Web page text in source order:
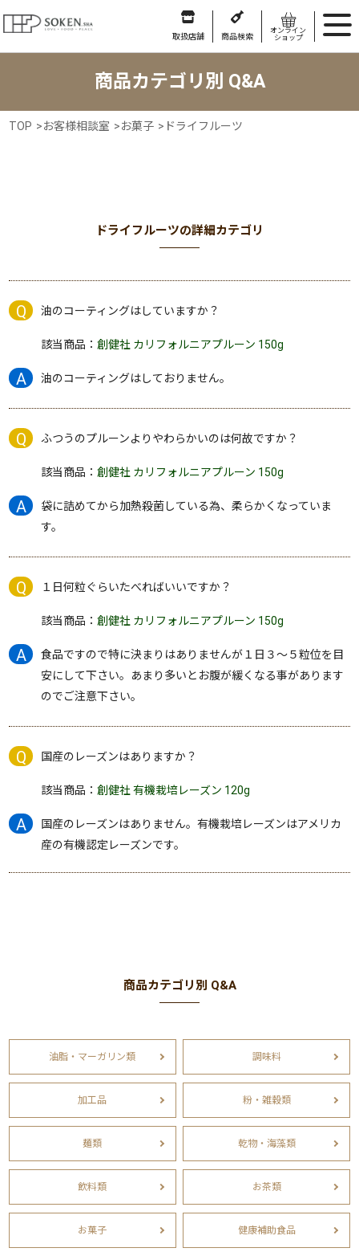
取扱店舗 商品検索
オンライン
ショップ
商品カテゴリ別 Q&A
TOP >お客様相談室 >お菓子 > ドライフルーツ
ドライフルーツの詳細カテゴリ
油のコーティングはしていますか？
該当商品：創健社 カリフォルニアプルーン 150g
油のコーティングはしておりません。
ふつうのプルーンよりやわらかいのは何故ですか？
該当商品：創健社 カリフォルニアプルーン 150g
袋に詰めてから加熱殺菌している為、柔らかくなっていま
す。
１日何粒ぐらいたべればいいですか？
該当商品：創健社 カリフォルニアプルーン 150g
食品ですので特に決まりはありませんが１日３～５粒位を目
安にして下さい。あまり多いとお腹が緩くなる事があります
のでご注意下さい。
国産のレーズンはありますか？
該当商品：創健社 有機栽培レーズン 120g
国産のレーズンはありません。有機栽培レーズンはアメリカ
産の有機認定レーズンです。
商品カテゴリ別 Q&A
油脂・マーガリン類 調味料
加工品 粉・雑穀類
麺類 乾物・海藻類
飲料類 お茶類
お菓子 健康補助食品